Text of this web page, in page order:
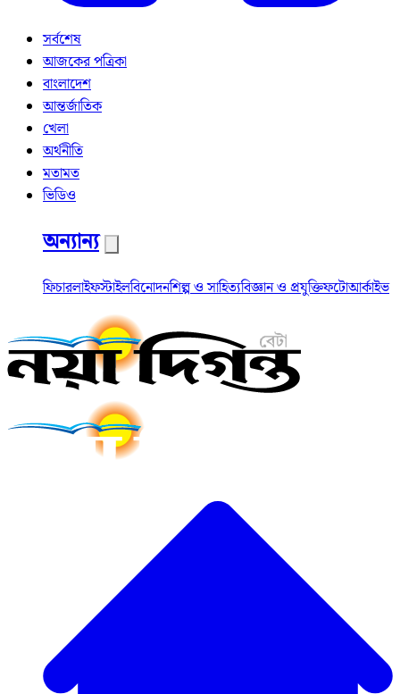
সর্বশেষ
আজকের পত্রিকা
বাংলাদেশ
আন্তর্জাতিক
খেলা
অর্থনীতি
মতামত
ভিডিও
অন্যান্য
ফিচারলাইফস্টাইলবিনোদনশিল্প ও সাহিত্যবিজ্ঞান ও প্রযুক্তিফটোআর্কাইভ